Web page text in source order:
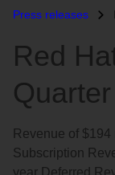
Press releases
Red
Revenue of
Subscription
year Deferred